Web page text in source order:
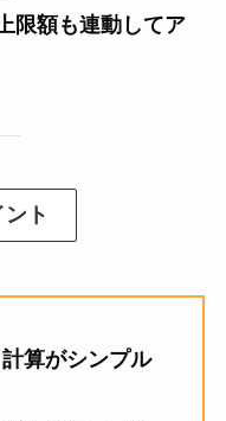
限額も連動してア
ト
計算がシンプル